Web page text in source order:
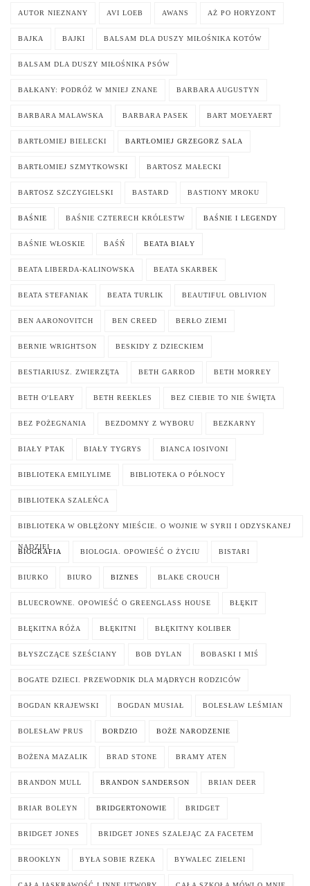
AUTOR NIEZNANY AVI LOEB AWANS AŻ PO HORYZONT
BAJKA BAJKI BALSAM DLA DUSZY MIŁOŚNIKA KOTÓW
BALSAM DLA DUSZY MIŁOŚNIKA PSÓW
BAŁKANY: PODRÓŻ W MNIEJ ZNANE BARBARA AUGUSTYN
BARBARA MALAWSKA BARBARA PASEK BART MOEYAERT
BARTŁOMIEJ BIELECKI BARTŁOMIEJ GRZEGORZ SALA
BARTŁOMIEJ SZMYTKOWSKI BARTOSZ MAŁECKI
BARTOSZ SZCZYGIELSKI BASTARD BASTIONY MROKU
BAŚNIE BAŚNIE CZTERECH KRÓLESTW BAŚNIE I LEGENDY
BAŚNIE WŁOSKIE BAŚŃ BEATA BIAŁY
BEATA LIBERDA-KALINOWSKA BEATA SKARBEK
BEATA STEFANIAK BEATA TURLIK BEAUTIFUL OBLIVION
BEN AARONOVITCH BEN CREED BERŁO ZIEMI
BERNIE WRIGHTSON BESKIDY Z DZIECKIEM
BESTIARIUSZ. ZWIERZĘTA BETH GARROD BETH MORREY
BETH O'LEARY BETH REEKLES BEZ CIEBIE TO NIE ŚWIĘTA
BEZ POŻEGNANIA BEZDOMNY Z WYBORU BEZKARNY
BIAŁY PTAK BIAŁY TYGRYS BIANCA IOSIVONI
BIBLIOTEKA EMILYLIME BIBLIOTEKA O PÓŁNOCY
BIBLIOTEKA SZALEŃCA
BIBLIOTEKA W OBLĘŻONY MIEŚCIE. O WOJNIE W SYRII I ODZYSKANEJ
NADZIEI
BIOGRAFIA BIOLOGIA. OPOWIEŚĆ O ŻYCIU BISTARI
BIURKO BIURO BIZNES BLAKE CROUCH
BLUECROWNE. OPOWIEŚĆ O GREENGLASS HOUSE BŁĘKIT
BŁĘKITNA RÓŻA BŁĘKITNI BŁĘKITNY KOLIBER
BŁYSZCZĄCE SZEŚCIANY BOB DYLAN BOBASKI I MIŚ
BOGATE DZIECI. PRZEWODNIK DLA MĄDRYCH RODZICÓW
BOGDAN KRAJEWSKI BOGDAN MUSIAŁ BOLESŁAW LEŚMIAN
BOLESŁAW PRUS BORDZIO BOŻE NARODZENIE
BOŻENA MAZALIK BRAD STONE BRAMY ATEN
BRANDON MULL BRANDON SANDERSON BRIAN DEER
BRIAR BOLEYN BRIDGERTONOWIE BRIDGET
BRIDGET JONES BRIDGET JONES SZALEJĄC ZA FACETEM
BROOKLYN BYŁA SOBIE RZEKA BYWALEC ZIELENI